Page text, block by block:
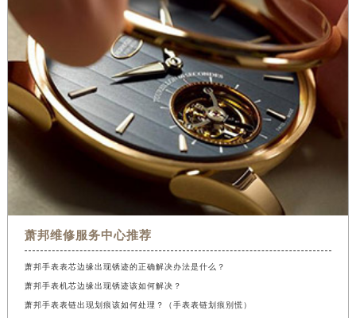
萧邦维修服务中心推荐
萧邦手表表芯边缘出现锈迹的正确解决办法是什么？
萧邦手表机芯边缘出现锈迹该如何解决？
萧邦手表表链出现划痕该如何处理？（手表表链划痕别慌）